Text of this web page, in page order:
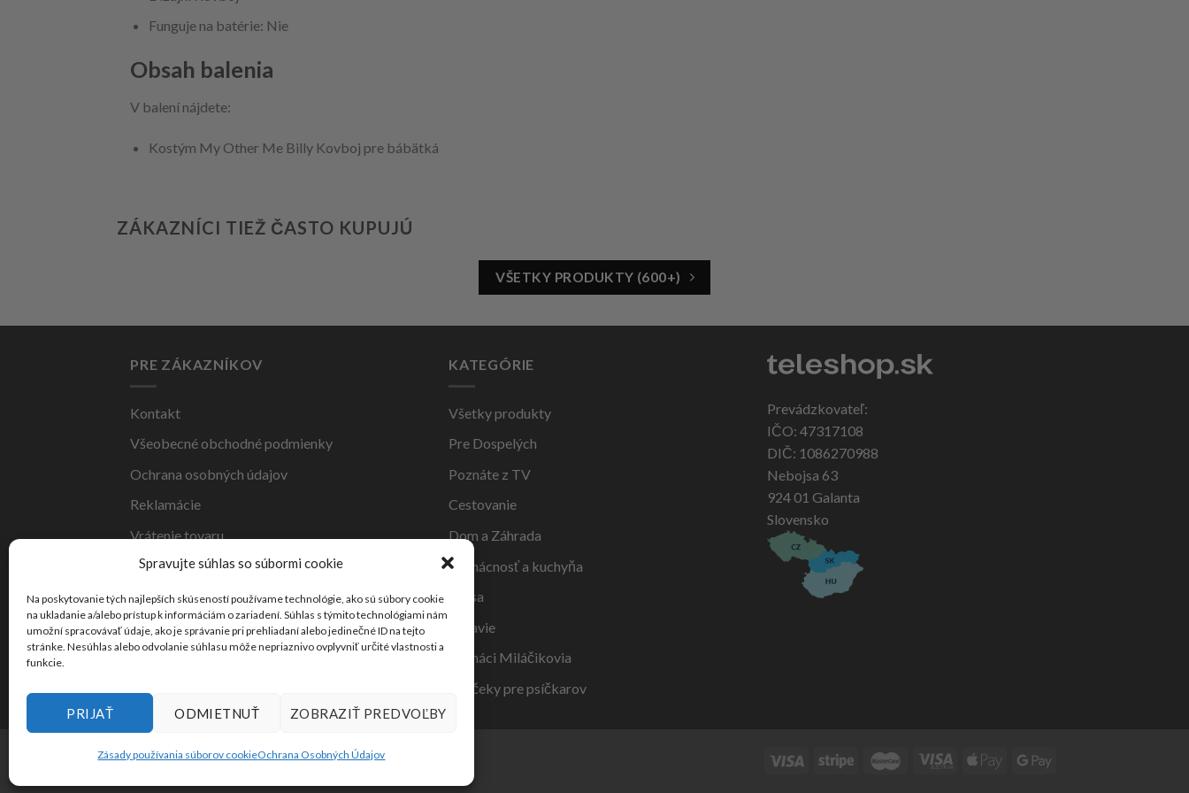
Spravujte súhlas so súbormi cookie
Na poskytovanie tých najlepších skúseností používame technológie, ako sú súbory cookie
na ukladanie a/alebo prístup k informáciám o zariadení. Súhlas s týmito technológiami nám
umožní spracovávať údaje, ako je správanie pri prehliadaní alebo jedinečné ID na tejto
stránke. Nesúhlas alebo odvolanie súhlasu môže nepriaznivo ovplyvniť určité vlastnosti a
funkcie.
PRIJAŤ ODMIETNUŤ ZOBRAZIŤ PREDVOĽBY
Zásady používania súborov cookieOchrana Osobných Údajov
Funguje na batérie: Nie
Obsah balenia
V balení nájdete:
Kostým My Other Me Billy Kovboj pre bábätká
ZÁKAZNÍCI TIEŽ ČASTO KUPUJÚ
VŠETKY PRODUKTY (600+)
PRE ZÁKAZNÍKOV
Kontakt
Všeobecné obchodné podmienky
Ochrana osobných údajov
Reklamácie
Vrátenie tovaru
Doprava
KATEGÓRIE
Všetky produkty
Pre Dospelých
Poznáte z TV
Cestovanie
Dom a Záhrada
Domácnosť a kuchyňa
Krása
Zdravie
Domáci Miláčikovia
Darčeky pre psíčkarov
Prevádzkovateľ:
IČO: 47317108
DIČ: 1086270988
Nebojsa 63
924 01 Galanta
Slovensko
2026 © Teleshop.sk